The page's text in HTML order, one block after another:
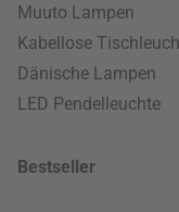
Muuto Lampen
Kabellose
Dänische Lampen
LED Pendelleuchte
Bestseller